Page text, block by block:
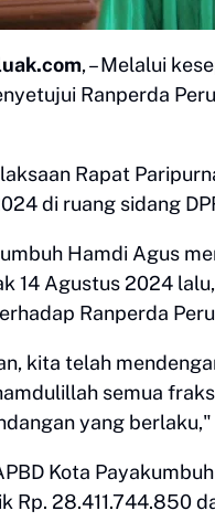
, – Melalui
Ranperda
Rapat
di ruang sidang
Hamdi Agus
14 Agustus 2024
Ranperda
kita telah
semua
yang
Kota
Rp. 28.411.744.850